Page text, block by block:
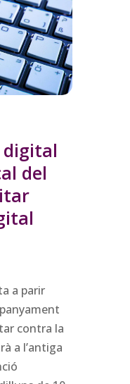
digital
del
a parir
contra la
a l’antiga